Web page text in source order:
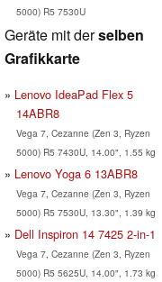
5000) R5 7530U
Geräte mit derselben
Grafikkarte
Lenovo IdeaPad Flex 5
14ABR8
Vega 7, Cezanne (Zen 3, Ryzen
5000) R5 7430U, 14.00", 1.55 kg
Lenovo Yoga 6 13ABR8
Vega 7, Cezanne (Zen 3, Ryzen
5000) R5 7530U, 13.30", 1.39 kg
Dell Inspiron 14 7425 2-in-1
Vega 7, Cezanne (Zen 3, Ryzen
5000) R5 5625U, 14.00", 1.73 kg